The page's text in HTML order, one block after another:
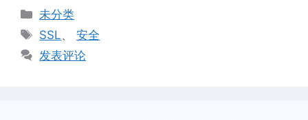
分
类
未分类
标
签
SSL、安全
发表评论